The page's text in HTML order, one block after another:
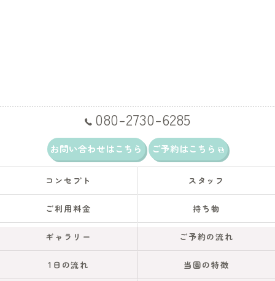
080-2730-6285
お問い合わせはこちら ご予約はこちら
コンセプト スタッフ
ご利用料金 持ち物
ギャラリー ご予約の流れ
1日の流れ 当園の特徴